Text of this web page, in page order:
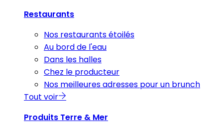
Restaurants
Nos restaurants étoilés
Au bord de l'eau
Dans les halles
Chez le producteur
Nos meilleures adresses pour un brunch
Tout voir
Produits Terre & Mer